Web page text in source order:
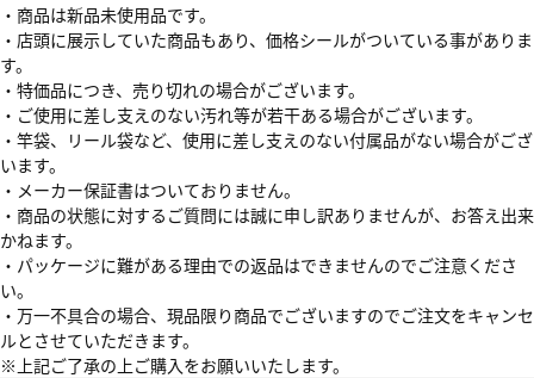
・商品は新品未使用品です。
・店頭に展示していた商品もあり、価格シールがついている事がありま
す。
・特価品につき、売り切れの場合がございます。
・ご使用に差し支えのない汚れ等が若干ある場合がございます。
・竿袋、リール袋など、使用に差し支えのない付属品がない場合がござ
います。
・メーカー保証書はついておりません。
・商品の状態に対するご質問には誠に申し訳ありませんが、お答え出来
かねます。
・パッケージに難がある理由での返品はできませんのでご注意くださ
い。
・万一不具合の場合、現品限り商品でございますのでご注文をキャンセ
ルとさせていただきます。
※上記ご了承の上ご購入をお願いいたします。